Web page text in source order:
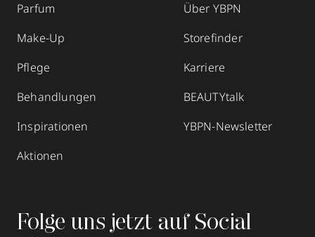
Parfum
Make-Up
Pflege
Behandlungen
Inspirationen
Aktionen
Über YBPN
Storefinder
Karriere
BEAUTYtalk
YBPN-Newsletter
Folge uns jetzt auf Social